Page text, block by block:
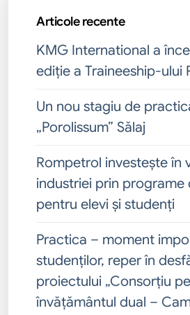
Articole recente
KMG International a
ediție a Traineeship-ului
Un nou stagiu de
„Porolissum” Sălaj
Rompetrol investește în
industriei prin programe
pentru elevi și studenți
Practica – moment
studenților, reper în
proiectului „Consorțiu
învățământul dual –